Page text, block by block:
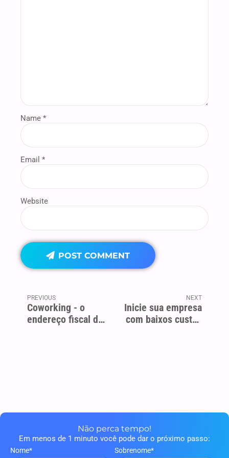
Name *
Email *
Website
POST COMMENT
PREVIOUS
Coworking - o
endereço fiscal de
NEXT
Inicie sua empresa
com baixos custos
Não perca tempo!
Em menos de 1 minuto você pode dar o próximo passo:
Nome* Sobrenome*